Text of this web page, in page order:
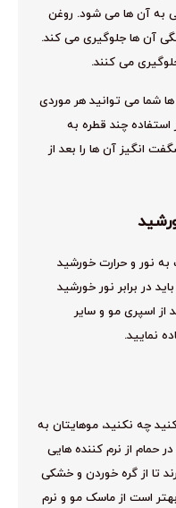
به آن ها می شود. روغن
آن ها جلوگیری می کند.
می کنند.
شما می توانید هر موردی
استفاده چند قطره به
انگیز آن ها را بعد از
نور و حرارت خورشید
در برابر نور خورشید
از اسپری مو و سایر
چه نکنید، موهایتان به
حمام از نرم کننده هایی
تا از گره خوردن و خشکی
است از ماسک مو و نرم